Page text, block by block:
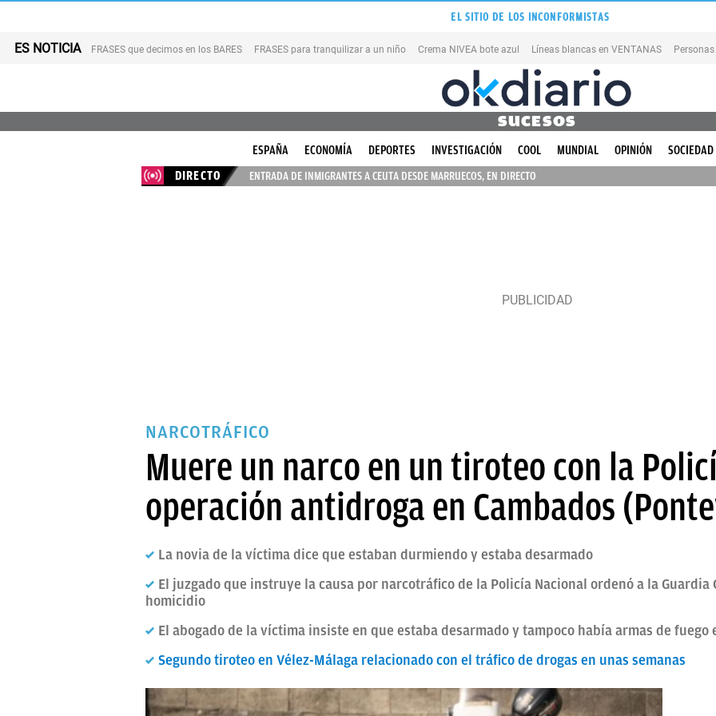
EL SITIO DE LOS INCONFORMISTAS
ES NOTICIA FRASES que decimos en los BARES FRASES para tranquilizar a un niño Crema NIVEA bote azul Líneas blancas en VENTANAS Personas
SUCESOS
ESPAÑA ECONOMÍA DEPORTES INVESTIGACIÓN COOL MUNDIAL OPINIÓN SOCIEDAD
DIRECTO
ENTRADA DE INMIGRANTES A CEUTA DESDE MARRUECOS, EN DIRECTO
NARCOTRÁFICO
Muere un narco en un tiroteo con la
operación antidroga en Cambados
La novia de la víctima dice que estaban durmiendo y estaba desarmado
El juzgado que instruye la causa por narcotráfico de la Policía Nacional ordenó a la
homicidio
El abogado de la víctima insiste en que estaba desarmado y tampoco había armas de fuego
Segundo tiroteo en Vélez-Málaga relacionado con el tráfico de drogas en unas semanas